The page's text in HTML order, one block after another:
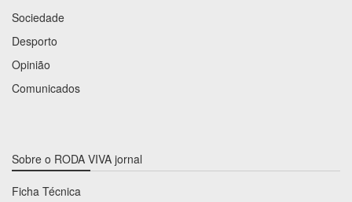
Sociedade
Desporto
Opinião
Comunicados
Sobre o RODA VIVA jornal
Ficha Técnica